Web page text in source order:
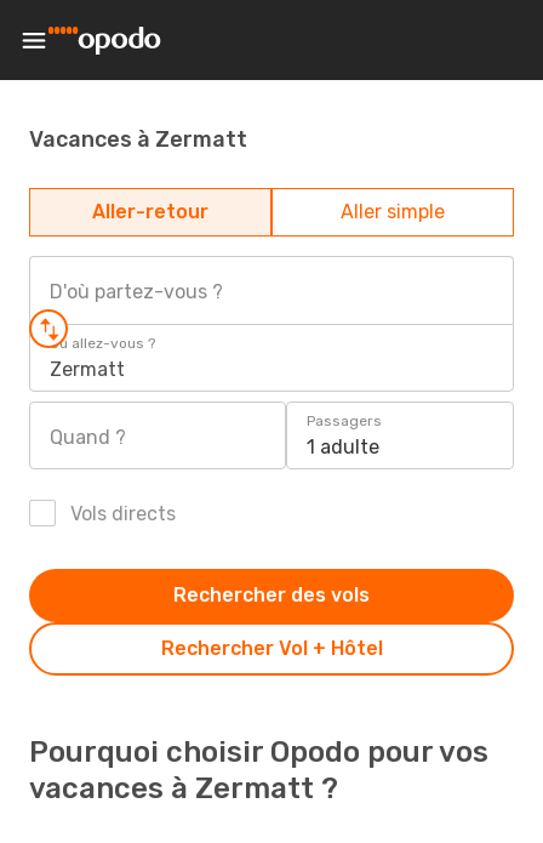
Vacances à Zermatt
Aller-retour Aller simple
D'où partez-vous ?
Où allez-vous ?
Zermatt
Quand ?
Passagers
1 adulte
Vols directs
Rechercher Vol + Hôtel
Rechercher des vols
Pourquoi choisir Opodo pour vos
vacances à Zermatt ?